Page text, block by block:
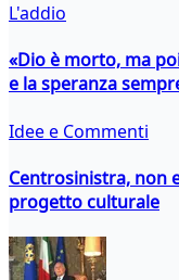
L'addio
«Dio è morto, ma
e la speranza
Idee e Commenti
Centrosinistra, non
progetto culturale